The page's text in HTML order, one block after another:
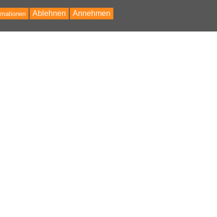
Annehmen
Ablehnen